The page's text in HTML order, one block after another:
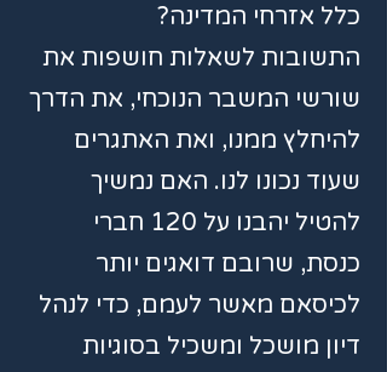
כלל אזרחי המדינה?
התשובות לשאלות חושפות את
שורשי המשבר הנוכחי, את הדרך
להיחלץ ממנו, ואת האתגרים
שעוד נכונו לנו. האם נמשיך
להטיל יהבנו על 120 חברי
כנסת, שרובם דואגים יותר
לכיסאם מאשר לעמם, כדי לנהל
דיון מושכל ומשכיל בסוגיות